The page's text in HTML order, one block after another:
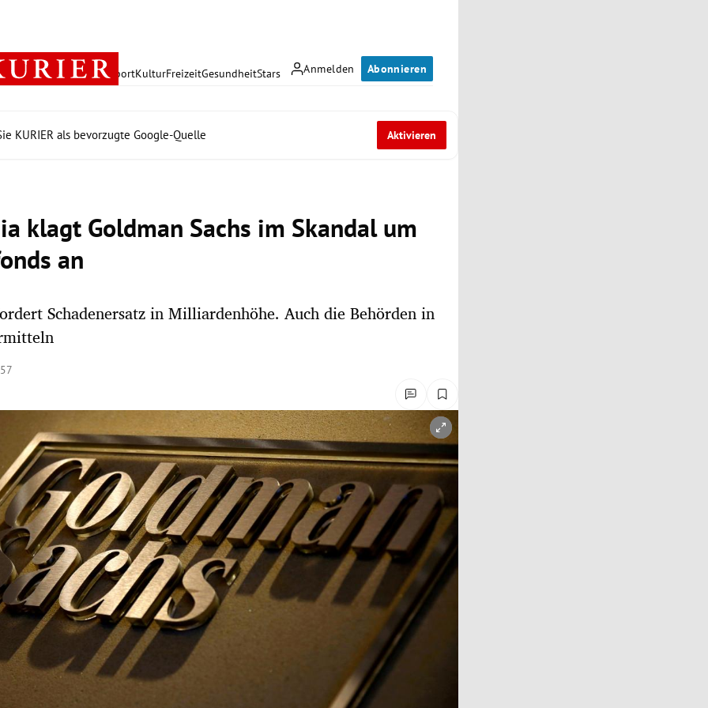
Anmelden Abonnieren
PolitikWirtschaft SportKulturFreizeitGesundheitStars
KURIER als bevorzugte Google-Quelle Aktivieren
klagt Goldman Sachs im Skandal um
an
Schadenersatz in Milliardenhöhe. Auch die Behörden in
öffnen/schließen